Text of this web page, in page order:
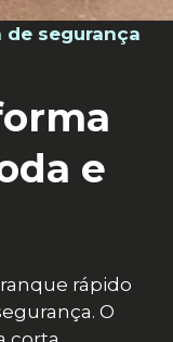
segurança
e
rápido
O